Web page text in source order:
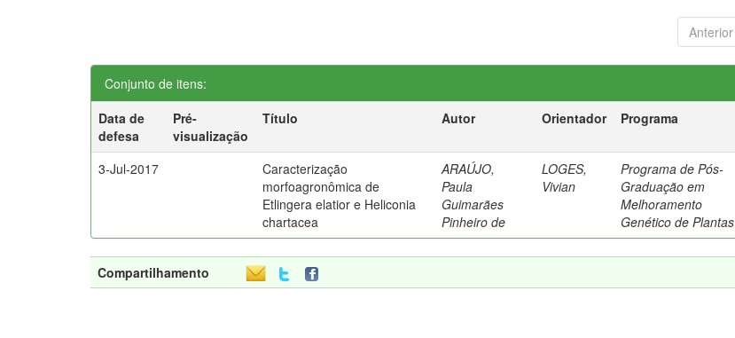
Anterior
Conjunto de itens:
Data de
defesa
Pré-
visualização
Título Autor Orientador Programa
3-Jul-2017
Caracterização
morfoagronômica de
Etlingera elatior e Heliconia
chartacea
ARAÚJO,
Paula
Guimarães
Pinheiro de
LOGES,
Vivian
Programa de Pós-
Graduação em
Melhoramento
Genético de Plantas
Compartilhamento